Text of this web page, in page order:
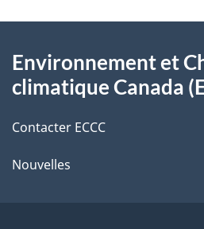
l
s
d
e
l
o
t
r
r
t
propos
ce
site
Environnement et
climatique Canada
Contacter ECCC
Nouvelles